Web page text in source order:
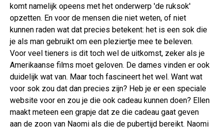
komt namelijk opeens met het onderwerp 'de ruksok'
opzetten. En voor de mensen die niet weten, of niet
kunnen raden wat dat precies betekent: het is een sok die
je als man gebruikt om een pleziertje mee te beleven.
Voor veel tieners is dit toch wel de uitkomst, zeker als je
Amerikaanse films moet geloven. De dames vinden er ook
duidelijk wat van. Maar toch fascineert het wel. Want wat
voor sok zou dat dan precies zijn? Heb je er een speciale
website voor en zou je die ook cadeau kunnen doen? Ellen
maakt meteen een grapje dat ze die cadeau gaat geven
aan de zoon van Naomi als die de pubertijd bereikt. Naomi